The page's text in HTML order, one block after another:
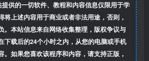
供的一切软件、教程和内容信息仅限用于学
将上述内容用于商业或者非法用途，否则，
。本站信息来自网络收集整理，版权争议与
下载后的24个小时之内，从您的电脑或手机
。如果您喜欢该程序和内容，请支持正版，